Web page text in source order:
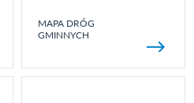
MAPA DRÓG
GMINNYCH